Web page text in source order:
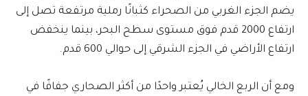
يضم الجزء الغربي من الصحراء كثبانًا رملية مرتفعة تصل إلى
ارتفاع 2000 قدم فوق مستوى سطح البحر، بينما ينخفض
ارتفاع الأراضي في الجزء الشرقي إلى حوالي 600 قدم.
ومع أن الربع الخالي يُعتبر واحدًا من أكثر الصحاري جفافًا في